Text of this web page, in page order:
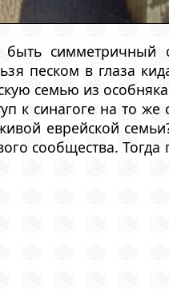
симметричный
песком в глаза
семью из
к синагоге на то
еврейской
сообщества. Тогда